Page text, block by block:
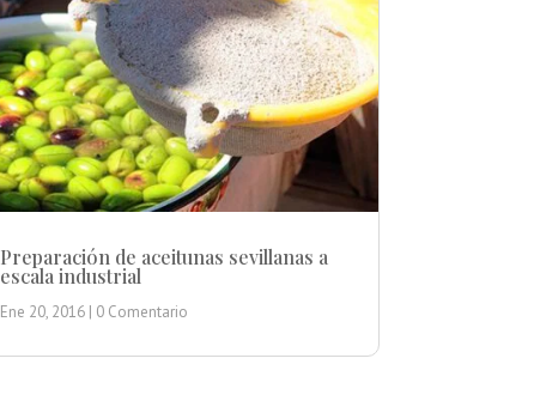
Preparación de aceitunas sevillanas a
escala industrial
Ene 20, 2016| 0 Comentario